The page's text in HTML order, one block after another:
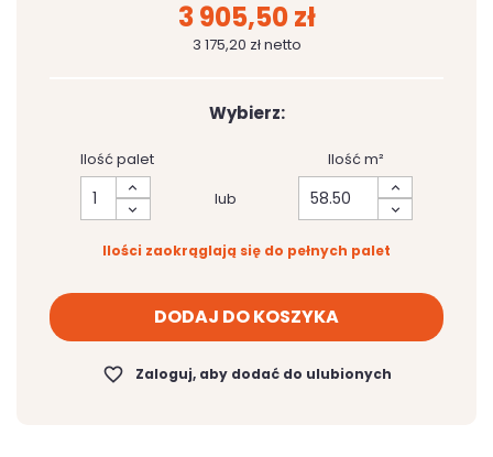
3 905,50 zł
3 175,20 zł netto
Wybierz:
Ilość palet
lub
Ilość m²
Ilości zaokrąglają się do pełnych palet
DODAJ DO KOSZYKA
favorite_border Zaloguj, aby dodać do ulubionych